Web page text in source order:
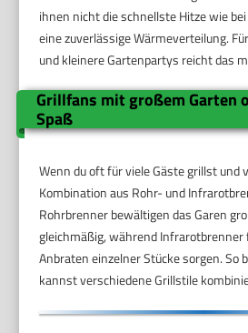
ihnen nicht die schnellste Hitze wie
eine zuverlässige Wärmeverteilung.
und kleinere Gartenpartys reicht das
Grillfans mit großem Garten
Spaß
Wenn du oft für viele Gäste grillst und
Kombination aus Rohr- und
Rohrbrenner bewältigen das Garen
gleichmäßig, während Infrarotbrenner
Anbraten einzelner Stücke sorgen. So
kannst verschiedene Grillstile